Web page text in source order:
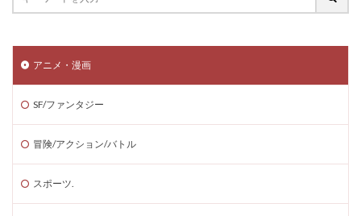
アニメ・漫画
SF/ファンタジー
冒険/アクション/バトル
スポーツ.